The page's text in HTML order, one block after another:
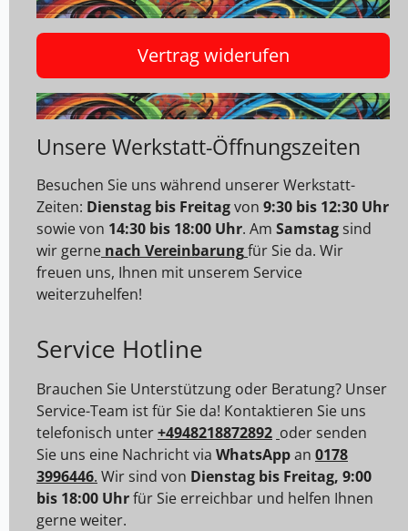
Vertrag widerufen
Unsere Werkstatt-Öffnungszeiten
Besuchen Sie uns während unserer Werkstatt-
Zeiten: Dienstag bis Freitagvon 9:30 bis 12:30 Uhr
sowie von 14:30 bis 18:00 Uhr. Am Samstag sind
wir gerne nach Vereinbarungfür Sie da. Wir
freuen uns, Ihnen mit unserem Service
weiterzuhelfen!
Service Hotline
Brauchen Sie Unterstützung oder Beratung? Unser
Service-Team ist für Sie da! Kontaktieren Sie uns
telefonisch unter+4948218872892 oder senden
Sie uns eine Nachricht via WhatsAppan 0178
3996446. Wir sind von Dienstag bis Freitag, 9:00
bis 18:00 Uhrfür Sie erreichbar und helfen Ihnen
gerne weiter.